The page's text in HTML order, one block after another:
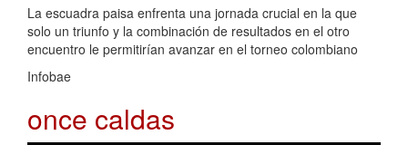
La escuadra paisa enfrenta una jornada crucial en la que
solo un triunfo y la combinación de resultados en el otro
encuentro le permitirían avanzar en el torneo colombiano
Infobae
once caldas